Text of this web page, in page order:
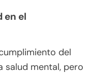
en el
del
salud mental, pero